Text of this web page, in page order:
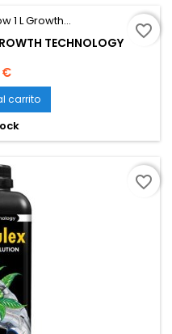
TECHNOLOGY
€
carrito
favorite_border
favorite_border